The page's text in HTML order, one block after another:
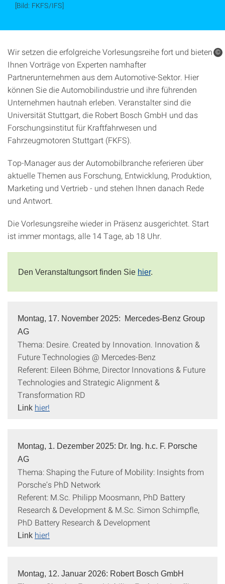
[Bild: FKFS/IFS]
Wir setzen die erfolgreiche Vorlesungsreihe fort und bieten
Ihnen Vorträge von Experten namhafter
Partnerunternehmen aus dem Automotive-Sektor. Hier
können Sie die Automobilindustrie und ihre führenden
Unternehmen hautnah erleben. Veranstalter sind die
Universität Stuttgart, die Robert Bosch GmbH und das
Forschungsinstitut für Kraftfahrwesen und
Fahrzeugmotoren Stuttgart (FKFS).
Top-Manager aus der Automobilbranche referieren über
aktuelle Themen aus Forschung, Entwicklung, Produktion,
Marketing und Vertrieb - und stehen Ihnen danach Rede
und Antwort.
Die Vorlesungsreihe wieder in Präsenz ausgerichtet. Start
ist immer montags, alle 14 Tage, ab 18 Uhr.
Den Veranstaltungsort finden Sie hier.
Montag, 17. November 2025: Mercedes-Benz Group
AG
Thema: Desire. Created by Innovation. Innovation &
Future Technologies @ Mercedes-Benz
Referent: Eileen Böhme, Director Innovations & Future
Technologies and Strategic Alignment &
Transformation RD
Link hier!
Montag, 1. Dezember 2025: Dr. Ing. h.c. F. Porsche
AG
Thema: Shaping the Future of Mobility: Insights from
Porsche’s PhD Network
Referent: M.Sc. Philipp Moosmann, PhD Battery
Research & Development & M.Sc. Simon Schimpfle,
PhD Battery Research & Development
Link hier!
Montag, 12. Januar 2026: Robert Bosch GmbH
©